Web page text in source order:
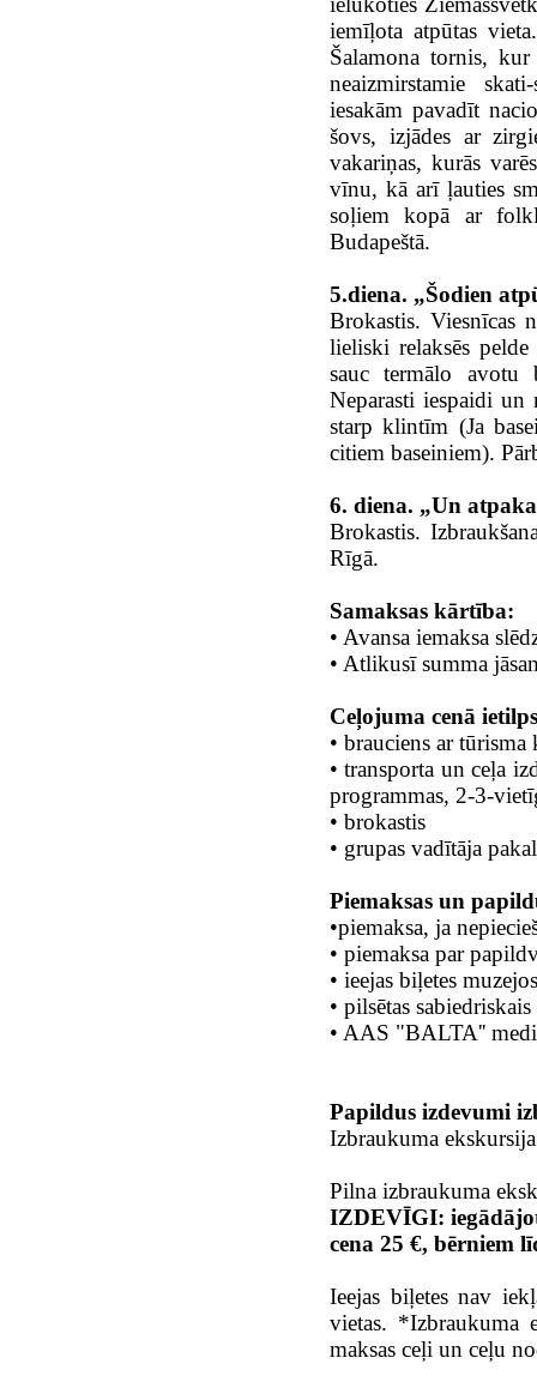
iemīļota atpūtas
Šalamona tornis,
neaizmirstamie
iesakām pavadīt
šovs, izjādes ar
vakariņas, kurās
vīnu, kā arī ļauties
soļiem kopā ar
Budapeštā.
5.diena. „Šodien
Brokastis. Viesnīcas
lieliski relaksēs
sauc termālo avotu
Neparasti iespaidi un
starp klintīm (Ja
citiem baseiniem).
6. diena. „Un
Brokastis.
Rīgā.
Samaksas kārtība:
• Avansa iemaksa
• Atlikusī summa
Ceļojuma cenā
• brauciens ar
• transporta un ceļa
programmas, 2-3-
• brokastis
• grupas vadītāja
Piemaksas un
•piemaksa, ja
• piemaksa par
• ieejas biļetes
• pilsētas
• AAS "BALTA''
Papildus izdevumi
Izbraukuma
Pilna izbraukuma
IZDEVĪGI:
cena 25 €, bērniem
Ieejas biļetes nav
vietas. *Izbraukuma
maksas ceļi un ceļu